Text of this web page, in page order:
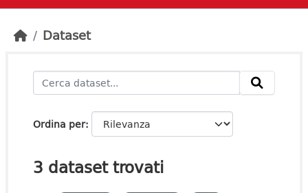
Dataset
Ordina per
3 dataset trovati